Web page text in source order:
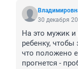
30 декабря
На это мужик и
ребенку, чтобы
что положено
прогнется -